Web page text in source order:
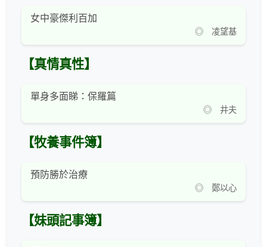
女中豪傑利百加
◎ 凌望基
【真情真性】
單身多面睇：保羅篇
◎ 井夫
【牧養事件簿】
預防勝於治療
◎ 鄭以心
【妹頭記事簿】